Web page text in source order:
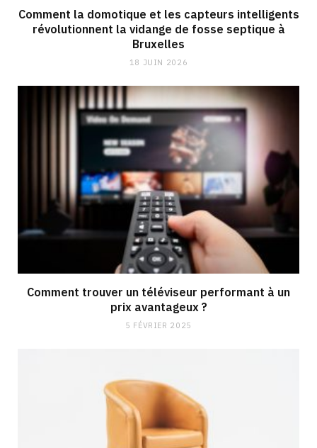
Comment la domotique et les capteurs intelligents
révolutionnent la vidange de fosse septique à
Bruxelles
18 JUIN 2026
Comment trouver un téléviseur performant à un
prix avantageux ?
5 FÉVRIER 2025